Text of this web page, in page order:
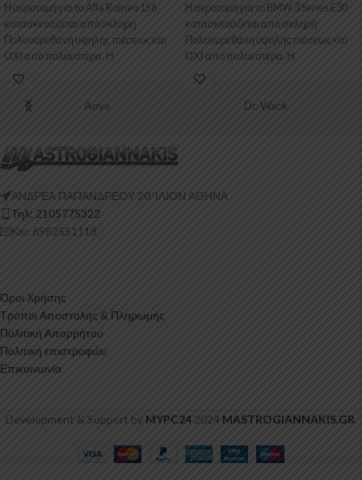
Η αεροτομή για το Alfa Romeo 156
κατασκευάζεται από σκληρή
Πολυουρεθάνη υψηλής πιέσεως και
ΟΧΙ από πολυεστέρα. Η
Πολυουρεθάνη είναι
Η αεροτομή για το BMW 3 Series E30
κατασκευάζεται από σκληρή
Πολυουρεθάνη υψηλής πιέσεως και
ΟΧΙ από πολυεστέρα. Η
Πολυουρεθάνη
Aoya Dr. Wack
ΑΝΔΡΕΑ ΠΑΠΑΝΔΡΕΟΥ 20 ‘ΙΛΙΟΝ ΑΘΗΝΑ
Τηλ: 2105775322
Κιν: 6982551118
Όροι Χρήσης
Τρόποι Αποστολής & Πληρωμής
Πολιτική Απορρήτου
Πολιτική επιστροφών
Επικοινωνία
Development & Support by MYPC242024 MASTROGIANNAKIS.GR.